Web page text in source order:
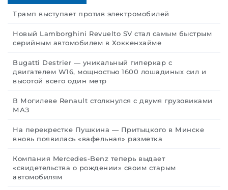
Трамп выступает против электромобилей
Новый Lamborghini Revuelto SV стал самым быстрым
серийным автомобилем в Хоккенхайме
Bugatti Destrier — уникальный гиперкар с
двигателем W16, мощностью 1600 лошадиных сил и
высотой всего один метр
В Могилеве Renault столкнулся с двумя грузовиками
МАЗ
На перекрестке Пушкина — Притыцкого в Минске
вновь появилась «вафельная» разметка
Компания Mercedes-Benz теперь выдает
«свидетельства о рождении» своим старым
автомобилям